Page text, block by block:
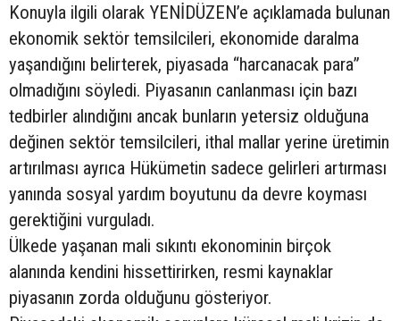
Konuyla ilgili olarak YENİDÜZEN’e açıklamada bulunan
ekonomik sektör temsilcileri, ekonomide daralma
yaşandığını belirterek, piyasada “harcanacak para”
olmadığını söyledi. Piyasanın canlanması için bazı
tedbirler alındığını ancak bunların yetersiz olduğuna
değinen sektör temsilcileri, ithal mallar yerine üretimin
artırılması ayrıca Hükümetin sadece gelirleri artırması
yanında sosyal yardım boyutunu da devre koyması
gerektiğini vurguladı.
Ülkede yaşanan mali sıkıntı ekonominin birçok
alanında kendini hissettirirken, resmi kaynaklar
piyasanın zorda olduğunu gösteriyor.